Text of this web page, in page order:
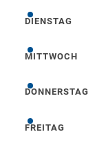
Dienstag
DIENSTAG
Mittwoch
MITTWOCH
Donnerstag
DONNERSTAG
Freitag
FREITAG